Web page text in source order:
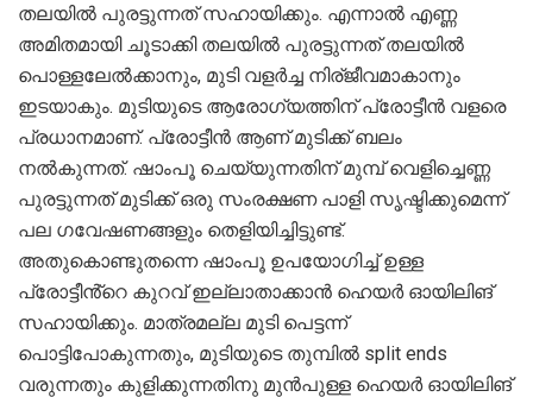
തലയിൽ പുരട്ടുന്നത് സഹായിക്കും. എന്നാൽ എണ്ണ
അമിതമായി ചൂടാക്കി തലയിൽ പുരട്ടുന്നത് തലയിൽ
പൊള്ളലേൽക്കാനും, മുടി വളർച്ച നിര്ജീവമാകാനും
ഇടയാകും. മുടിയുടെ ആരോഗ്യത്തിന് പ്രോട്ടീൻ വളരെ
പ്രധാനമാണ്. പ്രോട്ടീൻ ആണ് മുടിക്ക് ബലം
നൽകുന്നത്. ഷാംപൂ ചെയ്യുന്നതിന് മുമ്പ് വെളിച്ചെണ്ണ
പുരട്ടുന്നത് മുടിക്ക് ഒരു സംരക്ഷണ പാളി സൃഷ്ടിക്കുമെന്ന്
പല ഗവേഷണങ്ങളും തെളിയിച്ചിട്ടുണ്ട്.
അതുകൊണ്ടുതന്നെ ഷാംപൂ ഉപയോഗിച്ച് ഉള്ള
പ്രോട്ടീൻ്റെ കുറവ് ഇല്ലാതാക്കാൻ ഹെയർ ഓയിലിങ്
സഹായിക്കും. മാത്രമല്ല മുടി പെട്ടന്ന്
പൊട്ടിപോകുന്നതും, മുടിയുടെ തുമ്പിൽ split ends
വരുന്നതും കുളിക്കുന്നതിനു മുൻപുള്ള ഹെയർ ഓയിലിങ്